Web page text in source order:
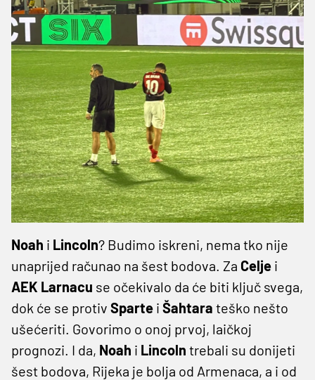
Noah i Lincoln? Budimo iskreni, nema tko nije
unaprijed računao na šest bodova. Za Celje i
AEK Larnacu se očekivalo da će biti ključ svega,
dok će se protiv Sparte i Šahtara teško nešto
ušećeriti. Govorimo o onoj prvoj, laičkoj
prognozi. I da, Noah i Lincoln trebali su donijeti
šest bodova, Rijeka je bolja od Armenaca, a i od